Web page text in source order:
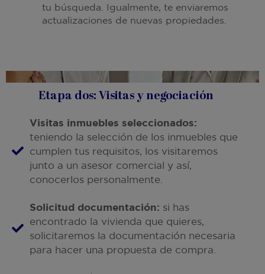
tu búsqueda. Igualmente, te enviaremos
actualizaciones de nuevas propiedades.
Etapa dos: Visitas y negociación
Visitas inmuebles seleccionados:
teniendo la selección de los inmuebles que
cumplen tus requisitos, los visitaremos
junto a un asesor comercial y así,
conocerlos personalmente.
Solicitud documentación: si has
encontrado la vivienda que quieres,
solicitaremos la documentación necesaria
para hacer una propuesta de compra.